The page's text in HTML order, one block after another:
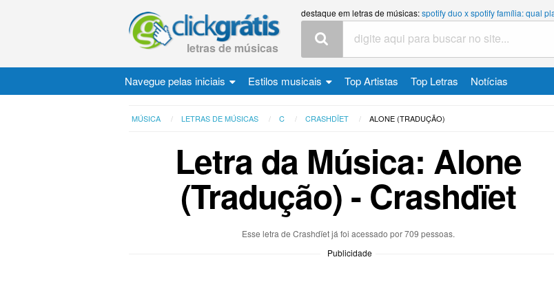
letras de músicas
destaque em letras de músicas:spotify duo x spotify família: qual
Navegue pelas iniciais Estilos musicais Top Artistas Top Letras Notícias
MÚSICA LETRAS DE MÚSICAS C CRASHDÏET ALONE (TRADUÇÃO)
Letra da Música: Alone
(Tradução) - Crashdïet
Esse letra de Crashdïet já foi acessado por 709 pessoas.
Publicidade